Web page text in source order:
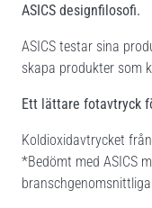
ASICS designfilosofi.
ASICS testar sina
skapa produkter som
Ett lättare fotavtryck
Koldioxidavtrycket
*Bedömt med ASICS